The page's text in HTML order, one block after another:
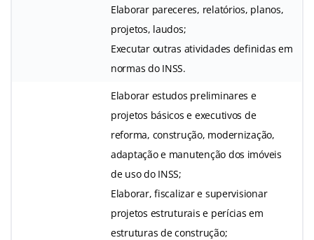
Elaborar pareceres, relatórios, planos,
projetos, laudos;
Executar outras atividades definidas em
normas do INSS.
Elaborar estudos preliminares e
projetos básicos e executivos de
reforma, construção, modernização,
adaptação e manutenção dos imóveis
de uso do INSS;
Elaborar, fiscalizar e supervisionar
projetos estruturais e perícias em
estruturas de construção;